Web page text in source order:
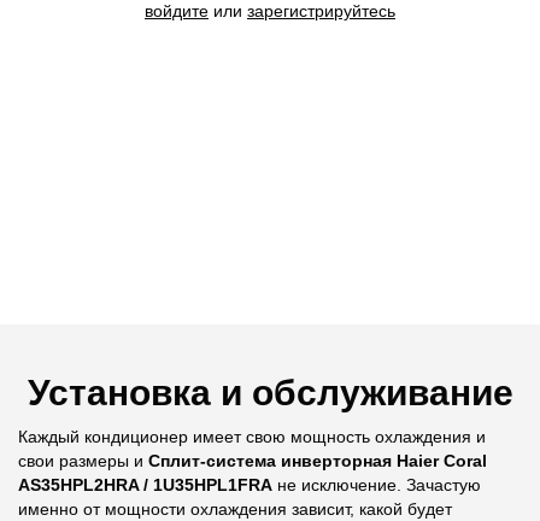
войдите или зарегистрируйтесь
Установка и обслуживание
Каждый кондиционер имеет свою мощность охлаждения и
свои размеры и Сплит-система инверторная Haier Coral
AS35HPL2HRA / 1U35HPL1FRA не исключение. Зачастую
именно от мощности охлаждения зависит, какой будет